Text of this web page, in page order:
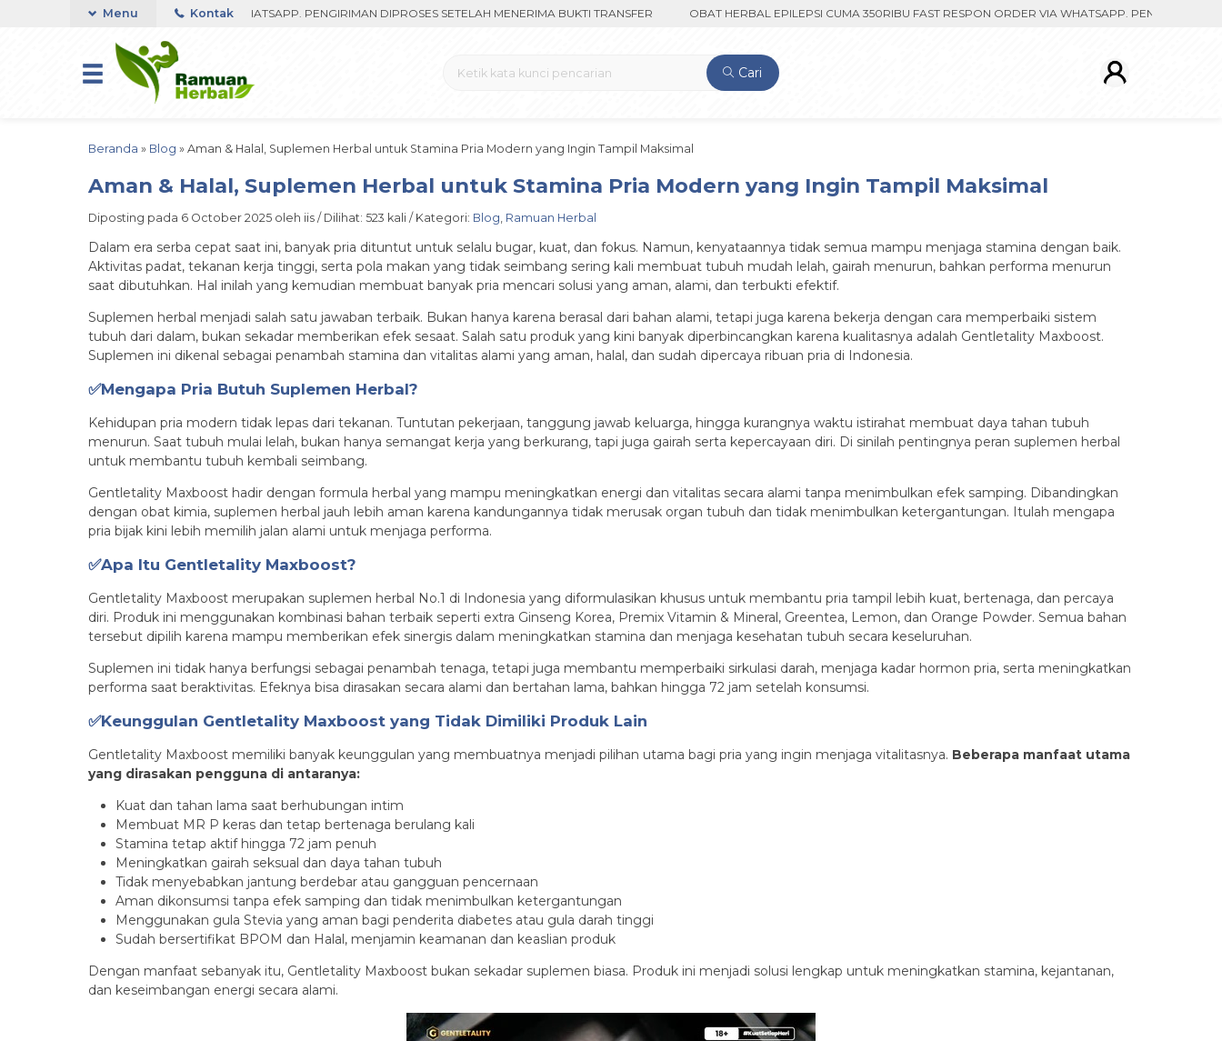
FAST RESPON ORDER VIA WHATSAPP. PENGIRIMAN DIPROSES SETELAH MENERIMA BUKTI TRANSFER OBAT HERBAL EPILEPSI CUMA 350RIBU FAST RESPON ORDER VIA WHATSAPP. PENGIRIMAN
Menu Kontak
Cari
Beranda » Blog » Aman & Halal, Suplemen Herbal untuk Stamina Pria Modern yang Ingin Tampil Maksimal
Aman & Halal, Suplemen Herbal untuk Stamina Pria Modern yang Ingin Tampil Maksimal
Diposting pada 6 October 2025 oleh iis / Dilihat: 523 kali / Kategori: Blog, Ramuan Herbal
Dalam era serba cepat saat ini, banyak pria dituntut untuk selalu bugar, kuat, dan fokus. Namun, kenyataannya tidak semua mampu menjaga stamina dengan baik.
Aktivitas padat, tekanan kerja tinggi, serta pola makan yang tidak seimbang sering kali membuat tubuh mudah lelah, gairah menurun, bahkan performa menurun
saat dibutuhkan. Hal inilah yang kemudian membuat banyak pria mencari solusi yang aman, alami, dan terbukti efektif.
Suplemen herbal menjadi salah satu jawaban terbaik. Bukan hanya karena berasal dari bahan alami, tetapi juga karena bekerja dengan cara memperbaiki sistem
tubuh dari dalam, bukan sekadar memberikan efek sesaat. Salah satu produk yang kini banyak diperbincangkan karena kualitasnya adalah Gentletality Maxboost.
Suplemen ini dikenal sebagai penambah stamina dan vitalitas alami yang aman, halal, dan sudah dipercaya ribuan pria di Indonesia.
✅Mengapa Pria Butuh Suplemen Herbal?
Kehidupan pria modern tidak lepas dari tekanan. Tuntutan pekerjaan, tanggung jawab keluarga, hingga kurangnya waktu istirahat membuat daya tahan tubuh
menurun. Saat tubuh mulai lelah, bukan hanya semangat kerja yang berkurang, tapi juga gairah serta kepercayaan diri. Di sinilah pentingnya peran suplemen herbal
untuk membantu tubuh kembali seimbang.
Gentletality Maxboost hadir dengan formula herbal yang mampu meningkatkan energi dan vitalitas secara alami tanpa menimbulkan efek samping. Dibandingkan
dengan obat kimia, suplemen herbal jauh lebih aman karena kandungannya tidak merusak organ tubuh dan tidak menimbulkan ketergantungan. Itulah mengapa
pria bijak kini lebih memilih jalan alami untuk menjaga performa.
✅Apa Itu Gentletality Maxboost?
Gentletality Maxboost merupakan suplemen herbal No.1 di Indonesia yang diformulasikan khusus untuk membantu pria tampil lebih kuat, bertenaga, dan percaya
diri. Produk ini menggunakan kombinasi bahan terbaik seperti extra Ginseng Korea, Premix Vitamin & Mineral, Greentea, Lemon, dan Orange Powder. Semua bahan
tersebut dipilih karena mampu memberikan efek sinergis dalam meningkatkan stamina dan menjaga kesehatan tubuh secara keseluruhan.
Suplemen ini tidak hanya berfungsi sebagai penambah tenaga, tetapi juga membantu memperbaiki sirkulasi darah, menjaga kadar hormon pria, serta meningkatkan
performa saat beraktivitas. Efeknya bisa dirasakan secara alami dan bertahan lama, bahkan hingga 72 jam setelah konsumsi.
✅Keunggulan Gentletality Maxboost yang Tidak Dimiliki Produk Lain
Gentletality Maxboost memiliki banyak keunggulan yang membuatnya menjadi pilihan utama bagi pria yang ingin menjaga vitalitasnya. Beberapa manfaat utama
yang dirasakan pengguna di antaranya:
Kuat dan tahan lama saat berhubungan intim
Membuat MR P keras dan tetap bertenaga berulang kali
Stamina tetap aktif hingga 72 jam penuh
Meningkatkan gairah seksual dan daya tahan tubuh
Tidak menyebabkan jantung berdebar atau gangguan pencernaan
Aman dikonsumsi tanpa efek samping dan tidak menimbulkan ketergantungan
Menggunakan gula Stevia yang aman bagi penderita diabetes atau gula darah tinggi
Sudah bersertifikat BPOM dan Halal, menjamin keamanan dan keaslian produk
Dengan manfaat sebanyak itu, Gentletality Maxboost bukan sekadar suplemen biasa. Produk ini menjadi solusi lengkap untuk meningkatkan stamina, kejantanan,
dan keseimbangan energi secara alami.